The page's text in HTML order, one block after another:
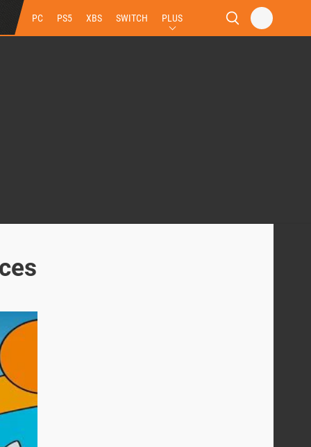
PC PS5 XBS SWITCH PLUS